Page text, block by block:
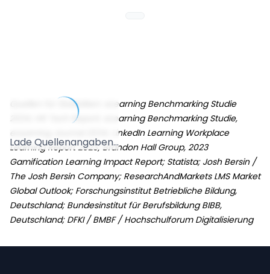
Lade Quellenangaben...
Quellen für Statistiken: eLearning Benchmarking Studie
2024, HR Tech Report; eLearning Benchmarking Studie,
eLearning Journal 2024; LinkedIn Learning Workplace
Learning Report 2023; Brandon Hall Group, 2023
Gamification Learning Impact Report; Statista; Josh Bersin /
The Josh Bersin Company; ResearchAndMarkets LMS Market
Global Outlook; Forschungsinstitut Betriebliche Bildung,
Deutschland; Bundesinstitut für Berufsbildung BIBB,
Deutschland; DFKI / BMBF / Hochschulforum Digitalisierung